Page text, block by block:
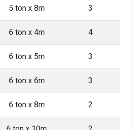
5 ton x 8m 3
6 ton x 4m 4
6 ton x 5m 3
6 ton x 6m 3
6 ton x 8m 2